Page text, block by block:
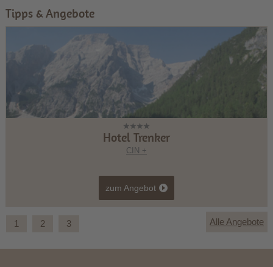
Tipps & Angebote
Hotel Trenker
zum Angebot
1 2 3 Alle Angebote